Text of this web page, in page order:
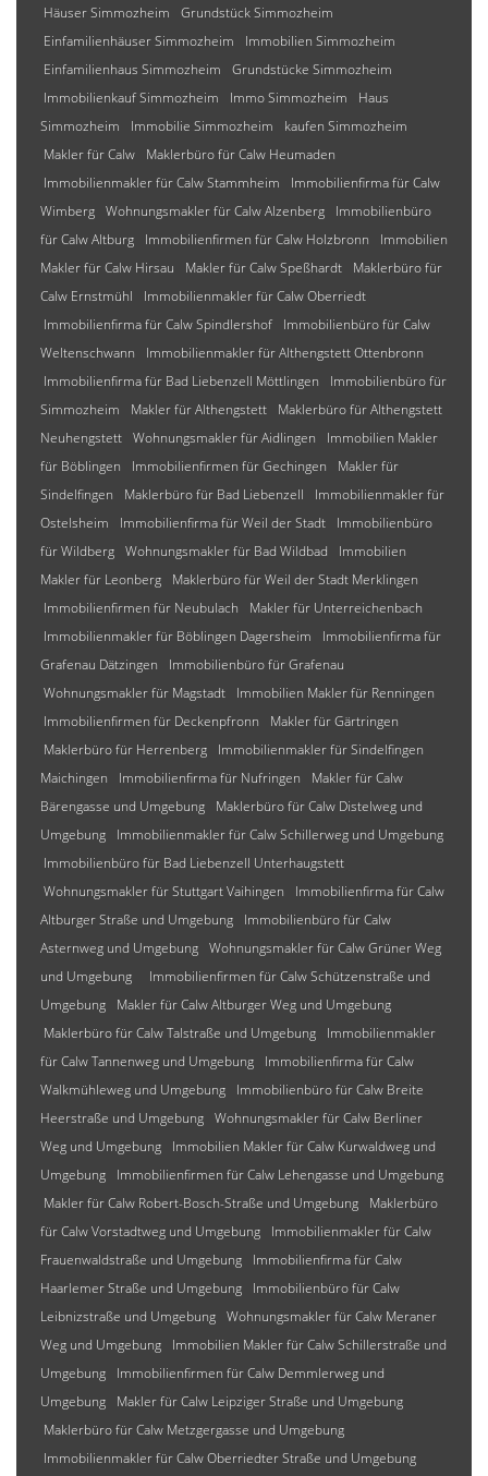
Häuser Simmozheim
Grundstück Simmozheim
Einfamilienhäuser Simmozheim
Immobilien Simmozheim
Einfamilienhaus Simmozheim
Grundstücke Simmozheim
Immobilienkauf Simmozheim
Immo Simmozheim
Haus
Simmozheim
Immobilie Simmozheim
kaufen Simmozheim
Makler für Calw
Maklerbüro für Calw Heumaden
Immobilienmakler für Calw Stammheim
Immobilienfirma für Calw
Wimberg Wohnungsmakler für Calw Alzenberg
Immobilienbüro
für Calw Altburg
Immobilienfirmen für Calw Holzbronn
Immobilien
Makler für Calw Hirsau
Makler für Calw Speßhardt
Maklerbüro für
Calw Ernstmühl
Immobilienmakler für Calw Oberriedt
Immobilienfirma für Calw Spindlershof
Immobilienbüro für Calw
Weltenschwann
Immobilienmakler für Althengstett Ottenbronn
Immobilienfirma für Bad Liebenzell Möttlingen
Immobilienbüro für
Simmozheim
Makler für Althengstett
Maklerbüro für Althengstett
Neuhengstett Wohnungsmakler für Aidlingen
Immobilien Makler
für Böblingen
Immobilienfirmen für Gechingen
Makler für
Sindelfingen
Maklerbüro für Bad Liebenzell
Immobilienmakler für
Ostelsheim
Immobilienfirma für Weil der Stadt
Immobilienbüro
für Wildberg Wohnungsmakler für Bad Wildbad
Immobilien
Makler für Leonberg
Maklerbüro für Weil der Stadt Merklingen
Immobilienfirmen für Neubulach
Makler für Unterreichenbach
Immobilienmakler für Böblingen Dagersheim
Immobilienfirma für
Grafenau Dätzingen
Immobilienbüro für Grafenau
Wohnungsmakler für Magstadt
Immobilien Makler für Renningen
Immobilienfirmen für Deckenpfronn
Makler für Gärtringen
Maklerbüro für Herrenberg
Immobilienmakler für Sindelfingen
Maichingen
Immobilienfirma für Nufringen
Makler für Calw
Bärengasse und Umgebung
Maklerbüro für Calw Distelweg und
Umgebung
Immobilienmakler für Calw Schillerweg und Umgebung
Immobilienbüro für Bad Liebenzell Unterhaugstett
Wohnungsmakler für Stuttgart Vaihingen
Immobilienfirma für Calw
Altburger Straße und Umgebung
Immobilienbüro für Calw
Asternweg und Umgebung Wohnungsmakler für Calw Grüner Weg
und Umgebung
Immobilienfirmen für Calw Schützenstraße und
Umgebung
Makler für Calw Altburger Weg und Umgebung
Maklerbüro für Calw Talstraße und Umgebung
Immobilienmakler
für Calw Tannenweg und Umgebung
Immobilienfirma für Calw
Walkmühleweg und Umgebung
Immobilienbüro für Calw Breite
Heerstraße und Umgebung Wohnungsmakler für Calw Berliner
Weg und Umgebung
Immobilien Makler für Calw Kurwaldweg und
Umgebung
Immobilienfirmen für Calw Lehengasse und Umgebung
Makler für Calw Robert-Bosch-Straße und Umgebung
Maklerbüro
für Calw Vorstadtweg und Umgebung
Immobilienmakler für Calw
Frauenwaldstraße und Umgebung
Immobilienfirma für Calw
Haarlemer Straße und Umgebung
Immobilienbüro für Calw
Leibnizstraße und Umgebung Wohnungsmakler für Calw Meraner
Weg und Umgebung
Immobilien Makler für Calw Schillerstraße und
Umgebung
Immobilienfirmen für Calw Demmlerweg und
Umgebung
Makler für Calw Leipziger Straße und Umgebung
Maklerbüro für Calw Metzgergasse und Umgebung
Immobilienmakler für Calw Oberriedter Straße und Umgebung